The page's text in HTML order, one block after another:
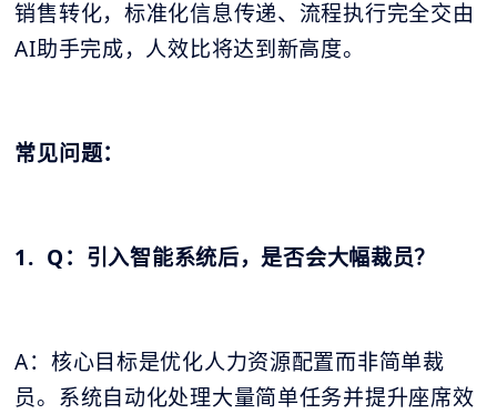
销售转化，标准化信息传递、流程执行完全交由
AI助手完成，人效比将达到新高度。
常见问题：
1. Q：引入智能系统后，是否会大幅裁员？
A：核心目标是优化人力资源配置而非简单裁
员。系统自动化处理大量简单任务并提升座席效